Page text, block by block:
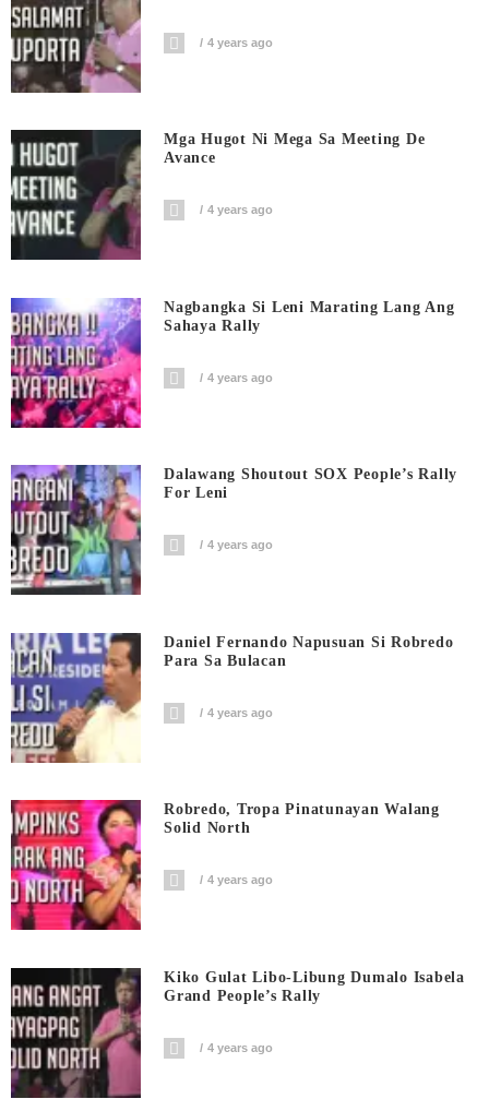
4 years ago
Mga Hugot Ni Mega Sa Meeting De
Avance
4 years ago
Nagbangka Si Leni Marating Lang Ang
Sahaya Rally
4 years ago
Dalawang Shoutout SOX People’s Rally
For Leni
4 years ago
Daniel Fernando Napusuan Si Robredo
Para Sa Bulacan
4 years ago
Robredo, Tropa Pinatunayan Walang
Solid North
4 years ago
Kiko Gulat Libo-Libung Dumalo Isabela
Grand People’s Rally
4 years ago